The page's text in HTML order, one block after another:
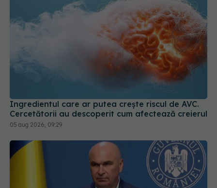
Ingredientul care ar putea crește riscul de AVC.
Cercetătorii au descoperit cum afectează creierul
05 aug 2026, 09:29